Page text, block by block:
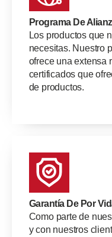
Programa De
Los productos que
necesitas. Nuestro
ofrece una extensa
certificados que
de productos.
Garantía De Por
Como parte de
y con nuestros